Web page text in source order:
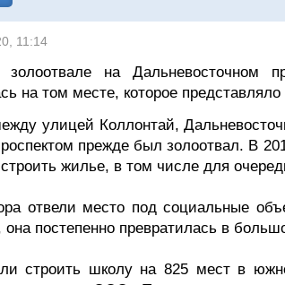
11:14
на Дальневосточном
на том месте, которое
улицей Коллонтай,
прежде был золоотвал. В
жилье, в том числе для
отвели место под социальные
она постепенно превратилась в
строить школу на 825 мест в